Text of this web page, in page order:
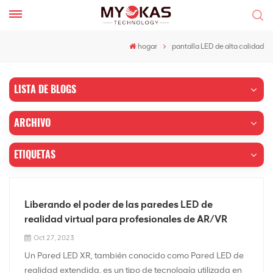
hogar pantalla LED de alta calidad
LISTA DE BLOGS
ARCHIVO
ETIQUETAS
Liberando el poder de las paredes LED de
realidad virtual para profesionales de AR/VR
Oct 27, 2023
Un Pared LED XR, también conocido como Pared LED de
realidad extendida, es un tipo de tecnología utilizada en